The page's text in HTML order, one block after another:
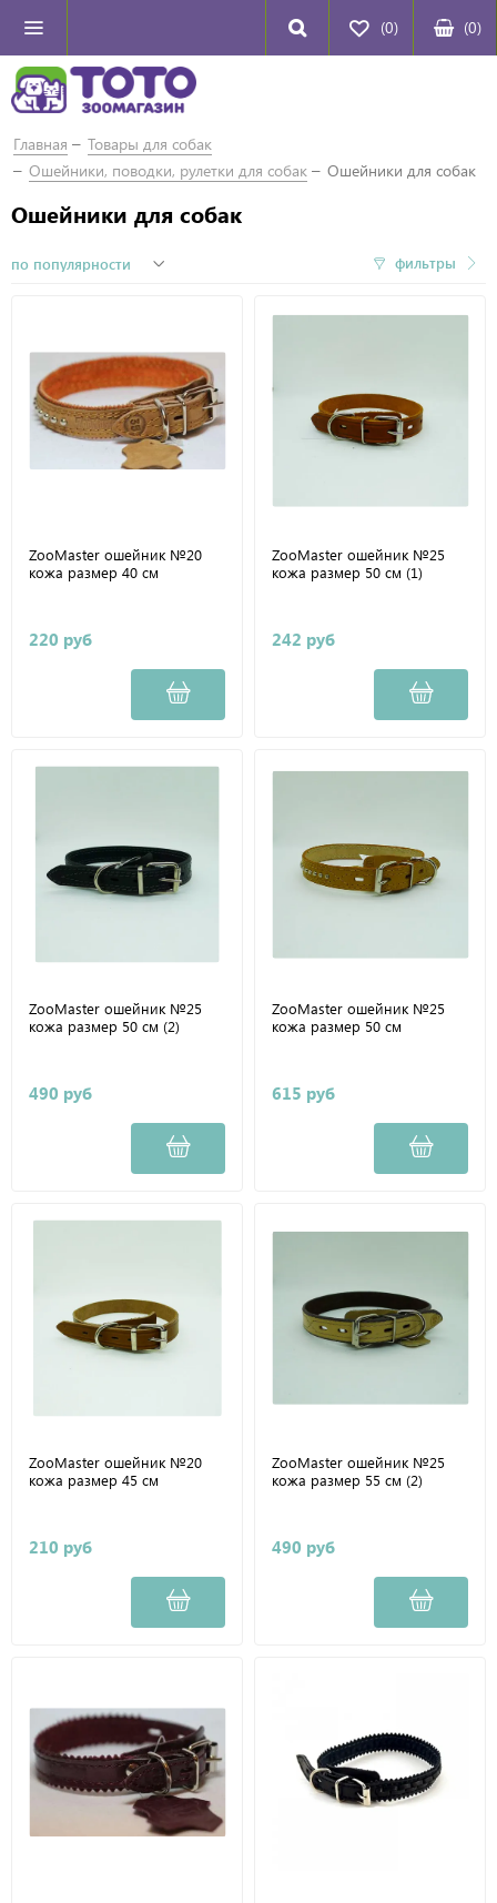
(0) (0)
Главная
Товары для собак
Ошейники, поводки, рулетки для собак
Ошейники для собак
Ошейники для собак
фильтры
ZooMaster ошейник №20
кожа размер 40 см
220 руб
ZooMaster ошейник №25
кожа размер 50 см (1)
242 руб
ZooMaster ошейник №25
кожа размер 50 см (2)
490 руб
ZooMaster ошейник №25
кожа размер 50 см
615 руб
ZooMaster ошейник №20
кожа размер 45 см
210 руб
ZooMaster ошейник №25
кожа размер 55 см (2)
490 руб